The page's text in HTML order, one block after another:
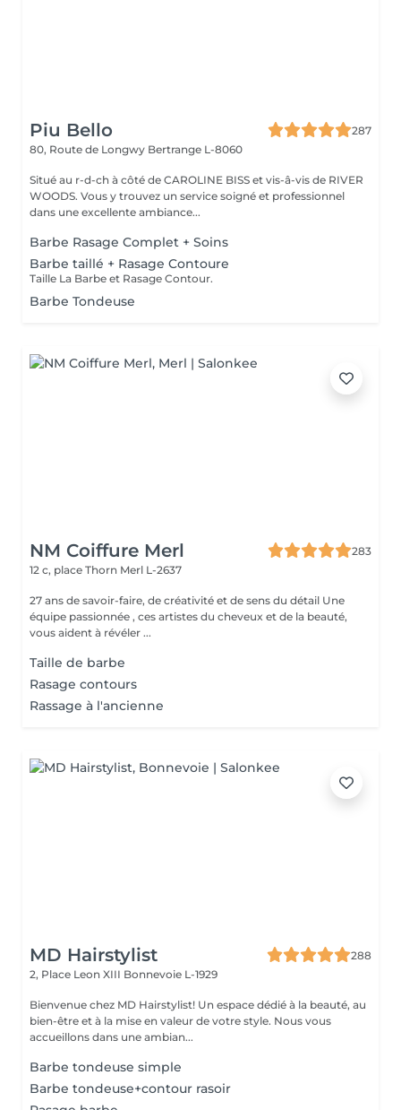
Piu Bello
287
80, Route de Longwy Bertrange L-8060
Situé au r-d-ch à côté de CAROLINE BISS et vis-â-vis de RIVER
WOODS. Vous y trouvez un service soigné et professionnel
dans une excellente ambiance...
Barbe Rasage Complet + Soins
Barbe taillé + Rasage Contoure
Taille La Barbe et Rasage Contour.
Barbe Tondeuse
NM Coiffure Merl
283
12 c, place Thorn Merl L-2637
27 ans de savoir-faire, de créativité et de sens du détail Une
équipe passionnée , ces artistes du cheveux et de la beauté,
vous aident à révéler ...
Taille de barbe
Rasage contours
Rassage à l'ancienne
MD Hairstylist
288
2, Place Leon XIII Bonnevoie L-1929
Bienvenue chez MD Hairstylist! Un espace dédié à la beauté, au
bien-être et à la mise en valeur de votre style. Nous vous
accueillons dans une ambian...
Barbe tondeuse simple
Barbe tondeuse+contour rasoir